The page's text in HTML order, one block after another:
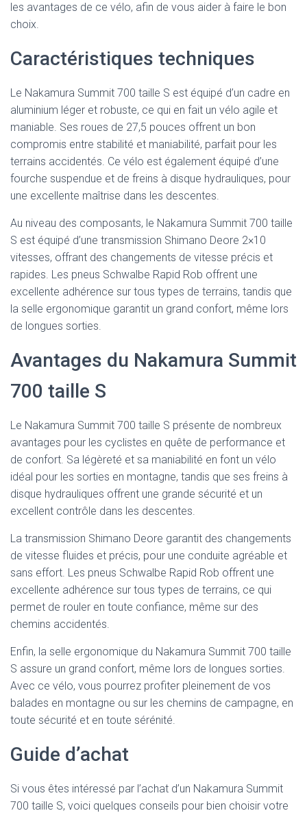
les avantages de ce vélo, afin de vous aider à faire le bon
choix.
Caractéristiques techniques
Le Nakamura Summit 700 taille S est équipé d’un cadre en
aluminium léger et robuste, ce qui en fait un vélo agile et
maniable. Ses roues de 27,5 pouces offrent un bon
compromis entre stabilité et maniabilité, parfait pour les
terrains accidentés. Ce vélo est également équipé d’une
fourche suspendue et de freins à disque hydrauliques, pour
une excellente maîtrise dans les descentes.
Au niveau des composants, le Nakamura Summit 700 taille
S est équipé d’une transmission Shimano Deore 2×10
vitesses, offrant des changements de vitesse précis et
rapides. Les pneus Schwalbe Rapid Rob offrent une
excellente adhérence sur tous types de terrains, tandis que
la selle ergonomique garantit un grand confort, même lors
de longues sorties.
Avantages du Nakamura Summit
700 taille S
Le Nakamura Summit 700 taille S présente de nombreux
avantages pour les cyclistes en quête de performance et
de confort. Sa légèreté et sa maniabilité en font un vélo
idéal pour les sorties en montagne, tandis que ses freins à
disque hydrauliques offrent une grande sécurité et un
excellent contrôle dans les descentes.
La transmission Shimano Deore garantit des changements
de vitesse fluides et précis, pour une conduite agréable et
sans effort. Les pneus Schwalbe Rapid Rob offrent une
excellente adhérence sur tous types de terrains, ce qui
permet de rouler en toute confiance, même sur des
chemins accidentés.
Enfin, la selle ergonomique du Nakamura Summit 700 taille
S assure un grand confort, même lors de longues sorties.
Avec ce vélo, vous pourrez profiter pleinement de vos
balades en montagne ou sur les chemins de campagne, en
toute sécurité et en toute sérénité.
Guide d’achat
Si vous êtes intéressé par l’achat d’un Nakamura Summit
700 taille S, voici quelques conseils pour bien choisir votre